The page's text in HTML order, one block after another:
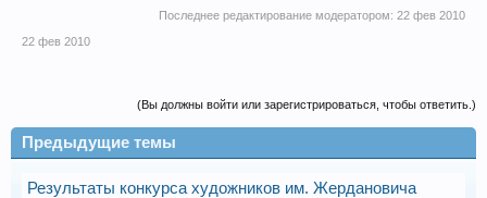
Последнее редактирование модератором: 22 фев 2010
22 фев 2010
(Вы должны войти или зарегистрироваться, чтобы ответить.)
Предыдущие темы
Результаты конкурса художников им. Жердановича